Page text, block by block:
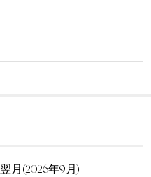
翌月(2026年9月)